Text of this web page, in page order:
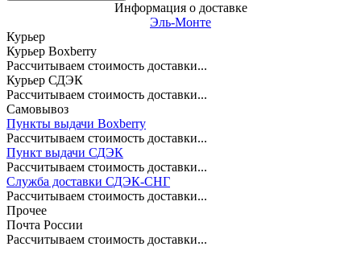
Информация о доставке
Эль-Монте
Курьер
Курьер Boxberry
Рассчитываем стоимость доставки...
Курьер СДЭК
Рассчитываем стоимость доставки...
Самовывоз
Пункты выдачи Boxberry
Рассчитываем стоимость доставки...
Пункт выдачи СДЭК
Рассчитываем стоимость доставки...
Служба доставки СДЭК-СНГ
Рассчитываем стоимость доставки...
Прочее
Почта России
Рассчитываем стоимость доставки...